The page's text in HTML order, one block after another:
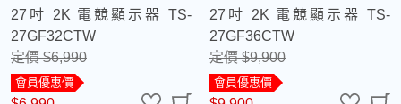
27吋 2K 電競顯示器 TS-
27GF32CTW
定價 $6,990
會員優惠價
27吋 2K 電競顯示器 TS-
27GF36CTW
定價 $9,900
會員優惠價